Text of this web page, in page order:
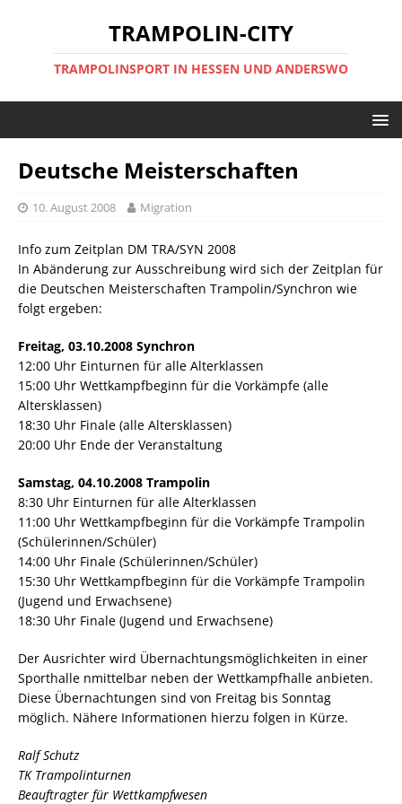
TRAMPOLIN-CITY
TRAMPOLINSPORT IN HESSEN UND ANDERSWO
Deutsche Meisterschaften
10. August 2008 Migration
Info zum Zeitplan DM TRA/SYN 2008
In Abänderung zur Ausschreibung wird sich der Zeitplan für
die Deutschen Meisterschaften Trampolin/Synchron wie
folgt ergeben:
Freitag, 03.10.2008 Synchron
12:00 Uhr Einturnen für alle Alterklassen
15:00 Uhr Wettkampfbeginn für die Vorkämpfe (alle
Altersklassen)
18:30 Uhr Finale (alle Altersklassen)
20:00 Uhr Ende der Veranstaltung
Samstag, 04.10.2008 Trampolin
8:30 Uhr Einturnen für alle Alterklassen
11:00 Uhr Wettkampfbeginn für die Vorkämpfe Trampolin
(Schülerinnen/Schüler)
14:00 Uhr Finale (Schülerinnen/Schüler)
15:30 Uhr Wettkampfbeginn für die Vorkämpfe Trampolin
(Jugend und Erwachsene)
18:30 Uhr Finale (Jugend und Erwachsene)
Der Ausrichter wird Übernachtungsmöglichkeiten in einer
Sporthalle nmittelbar neben der Wettkampfhalle anbieten.
Diese Übernachtungen sind von Freitag bis Sonntag
möglich. Nähere Informationen hierzu folgen in Kürze.
Ralf Schutz
TK Trampolinturnen
Beauftragter für Wettkampfwesen